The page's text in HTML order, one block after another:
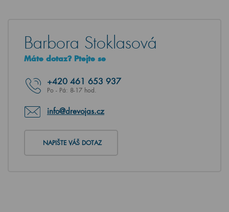
Barbora Stoklasová
Máte dotaz? Ptejte se
+420 461 653 937
Po - Pá: 8-17 hod.
info@drevojas.cz
NAPIŠTE VÁŠ DOTAZ